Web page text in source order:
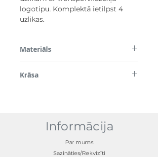
logotipu. Komplektā ietilpst 4
uzlikas.
Materiāls
Krāsa
Informācija
Par mums
Sazināties/Rekvizīti